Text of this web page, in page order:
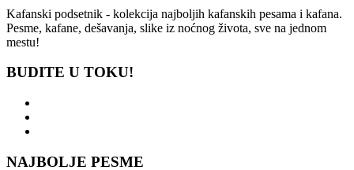
Kafanski podsetnik - kolekcija najboljih kafanskih pesama i kafana.
Pesme, kafane, dešavanja, slike iz noćnog života, sve na jednom
mestu!
BUDITE U TOKU!
NAJBOLJE PESME